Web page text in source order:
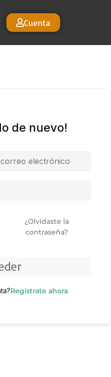
Cuenta
de nuevo!
¿Olvidaste la
contraseña?
Regístrate ahora